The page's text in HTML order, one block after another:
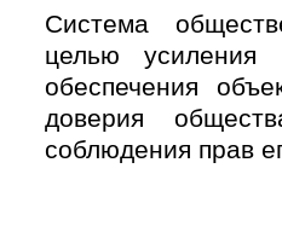
Система
целью усиления
обеспечения
доверия
соблюдения прав